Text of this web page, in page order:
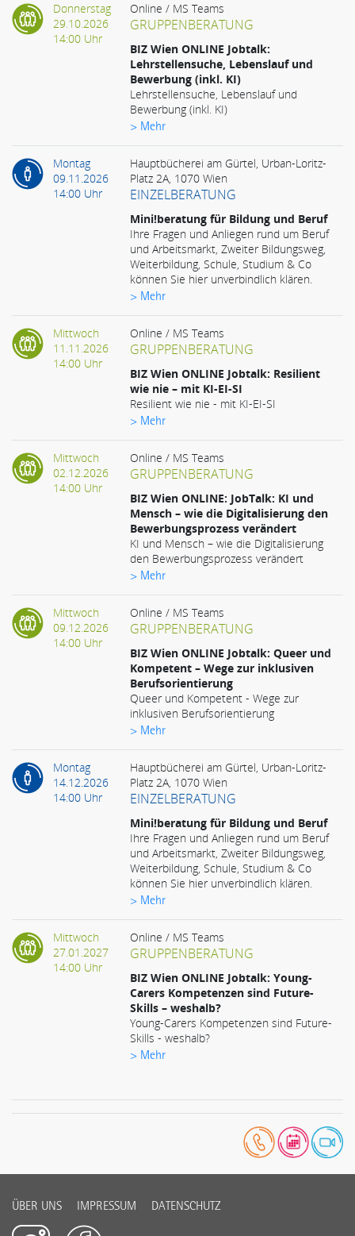
Donnerstag
29.10.2026
14:00 Uhr
Online / MS Teams
GRUPPENBERATUNG
BIZ Wien ONLINE Jobtalk:
Lehrstellensuche, Lebenslauf und
Bewerbung (inkl. KI)
Lehrstellensuche, Lebenslauf und
Bewerbung (inkl. KI)
> Mehr
Montag
09.11.2026
14:00 Uhr
Hauptbücherei am Gürtel, Urban-Loritz-
Platz 2A, 1070 Wien
EINZELBERATUNG
Mini!beratung für Bildung und Beruf
Ihre Fragen und Anliegen rund um Beruf
und Arbeitsmarkt, Zweiter Bildungsweg,
Weiterbildung, Schule, Studium & Co
können Sie hier unverbindlich klären.
> Mehr
Mittwoch
11.11.2026
14:00 Uhr
Online / MS Teams
GRUPPENBERATUNG
BIZ Wien ONLINE Jobtalk: Resilient
wie nie – mit KI-EI-SI
Resilient wie nie - mit KI-EI-SI
> Mehr
Mittwoch
02.12.2026
14:00 Uhr
Online / MS Teams
GRUPPENBERATUNG
BIZ Wien ONLINE: JobTalk: KI und
Mensch – wie die Digitalisierung den
Bewerbungsprozess verändert
KI und Mensch – wie die Digitalisierung
den Bewerbungsprozess verändert
> Mehr
Mittwoch
09.12.2026
14:00 Uhr
Online / MS Teams
GRUPPENBERATUNG
BIZ Wien ONLINE Jobtalk: Queer und
Kompetent – Wege zur inklusiven
Berufsorientierung
Queer und Kompetent - Wege zur
inklusiven Berufsorientierung
> Mehr
Montag
14.12.2026
14:00 Uhr
Hauptbücherei am Gürtel, Urban-Loritz-
Platz 2A, 1070 Wien
EINZELBERATUNG
Mini!beratung für Bildung und Beruf
Ihre Fragen und Anliegen rund um Beruf
und Arbeitsmarkt, Zweiter Bildungsweg,
Weiterbildung, Schule, Studium & Co
können Sie hier unverbindlich klären.
> Mehr
Mittwoch
27.01.2027
14:00 Uhr
Online / MS Teams
GRUPPENBERATUNG
BIZ Wien ONLINE Jobtalk: Young-
Carers Kompetenzen sind Future-
Skills – weshalb?
Young-Carers Kompetenzen sind Future-
Skills - weshalb?
> Mehr
ÜBER UNS IMPRESSUM DATENSCHUTZ